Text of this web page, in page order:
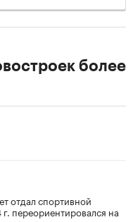
более
отдал спортивной
переориентировался на